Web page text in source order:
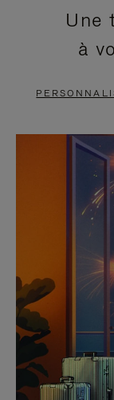
EN
POUR
LE
Une
à